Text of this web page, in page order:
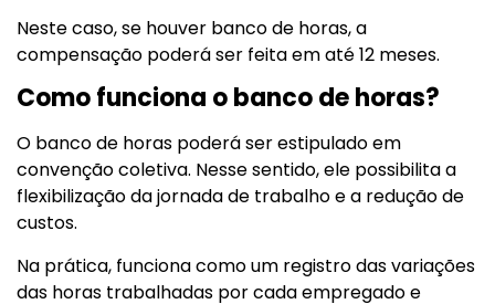
Neste caso, se houver banco de horas, a
compensação poderá ser feita em até 12 meses.
Como funciona o banco de horas?
O banco de horas poderá ser estipulado em
convenção coletiva. Nesse sentido, ele possibilita a
flexibilização da jornada de trabalho e a redução de
custos.
Na prática, funciona como um registro das variações
das horas trabalhadas por cada empregado e